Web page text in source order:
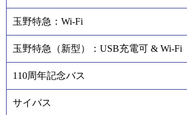
玉野特急：Wi-Fi
玉野特急（新型）：USB充電可 & Wi-Fi
110周年記念バス
サイバス